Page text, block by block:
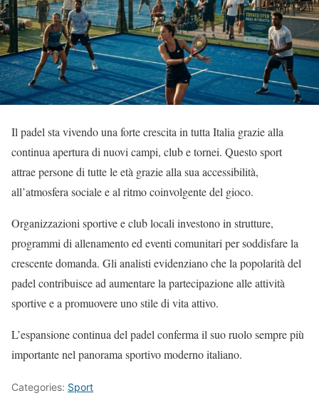
Il padel sta vivendo una forte crescita in tutta Italia grazie alla
continua apertura di nuovi campi, club e tornei. Questo sport
attrae persone di tutte le età grazie alla sua accessibilità,
all’atmosfera sociale e al ritmo coinvolgente del gioco.
Organizzazioni sportive e club locali investono in strutture,
programmi di allenamento ed eventi comunitari per soddisfare la
crescente domanda. Gli analisti evidenziano che la popolarità del
padel contribuisce ad aumentare la partecipazione alle attività
sportive e a promuovere uno stile di vita attivo.
L’espansione continua del padel conferma il suo ruolo sempre più
importante nel panorama sportivo moderno italiano.
Categories: Sport